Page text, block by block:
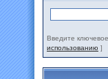
Введите
использованию ]